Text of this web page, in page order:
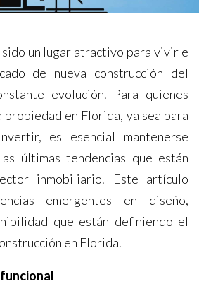
un lugar atractivo para vivir e
de nueva construcción del
evolución. Para quienes
propiedad en Florida, ya sea para
es esencial mantenerse
últimas tendencias que están
inmobiliario. Este artículo
emergentes en diseño,
que están definiendo el
en Florida.